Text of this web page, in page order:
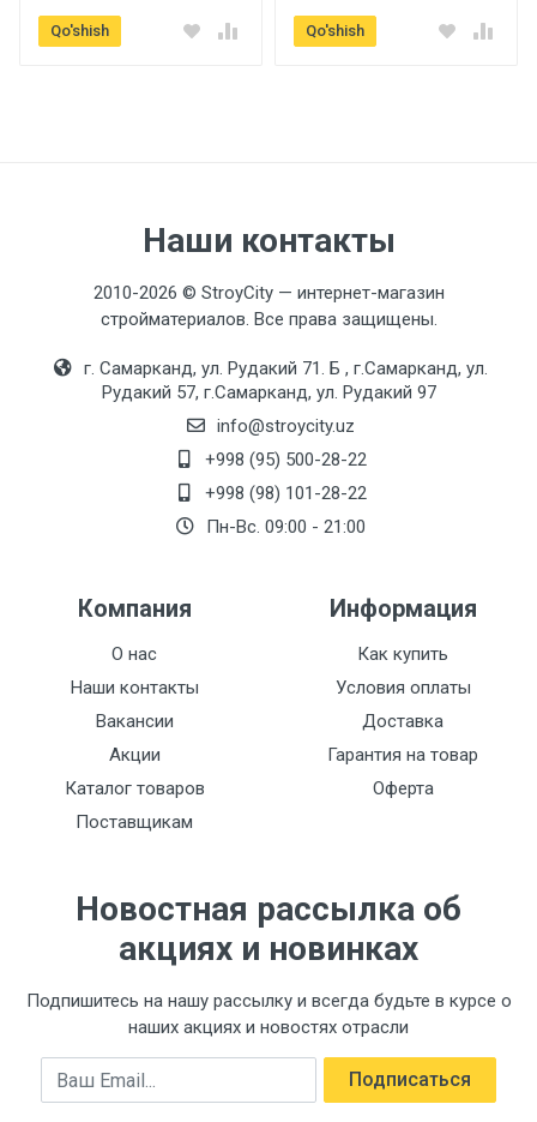
Shlang
G46-B (1.5м)
Texnik xususiyatlari
Qora
G51-1 (35mm)
G17-6
Qo'shish Qo'shish
Наши контакты
2010-2026 © StroyCity — интернет-магазин
стройматериалов. Все права защищены.
г. Самарканд, ул. Рудакий 71. Б , г.Самарканд, ул.
Рудакий 57, г.Самарканд, ул. Рудакий 97
info@stroycity.uz
+998 (95) 500-28-22
+998 (98) 101-28-22
Пн-Вс. 09:00 - 21:00
Компания
О нас
Наши контакты
Вакансии
Акции
Каталог товаров
Поставщикам
Информация
Как купить
Условия оплаты
Доставка
Гарантия на товар
Оферта
Новостная рассылка об
акциях и новинках
Подпишитесь на нашу рассылку и всегда будьте в курсе о
наших акциях и новостях отрасли
Email Подписаться